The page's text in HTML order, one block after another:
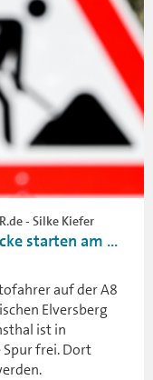
- Silke Kiefer
starten am ...
auf der A8
Elversberg
ist in
Spur frei. Dort